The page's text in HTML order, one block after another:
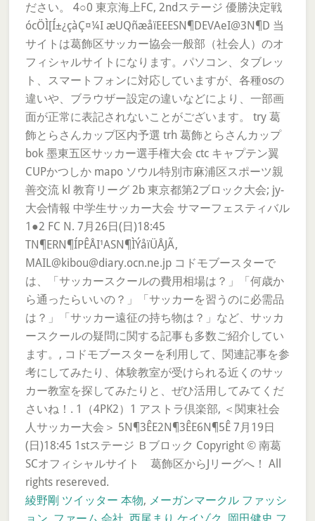
ださい。 4○0 東京海上FC, 2ndステージ 優勝決定戦
ócÖÌ[Í±¿çàÇ¤¼I æUQñæåïEEESN¶DEVAeI@3N¶D 当
サイトは葛飾区サッカー協会一般部（社会人）のオ
フィシャルサイトになります。パソコン、タブレッ
ト、スマートフォンに対応していますが、各種osの
違いや、ブラウザー設定の違いなどにより、一部画
面が正常に表記されないことがございます。 try 葛
飾とらさんカップ区内予選 trh 葛飾とらさんカップ
bok 墨東五区サッカー選手権大会 ctc キャプテン翼
CUPかつしか mapo ソウル特別市麻浦区スポーツ親
善交流 kl 教育リーグ 2b 東京都第2ブロック大会; jy-
大会情報 中学生サッカー大会 サマーフェスティバル
1●2 FC N. 7月26日(日)18:45
TN¶ERN¶ÍPÊÅI¹ASN¶ÌÝåïÜÅJÃ,
MAIL@kibou@diary.ocn.ne.jp コドモブースターで
は、「サッカースクールの費用相場は？」「何歳か
ら通ったらいいの？」「サッカーを習うのに必需品
は？」「サッカー遠征の持ち物は？」など、サッカ
ースクールの疑問に関する記事も多数ご紹介してい
ます。, コドモブースターを利用して、関連記事を参
考にしてみたり、体験教室が受けられる近くのサッ
カー教室を探してみたりと、ぜひ活用してみてくだ
さいね！. 1（4PK2）1 アストラ倶楽部, ＜関東社会
人サッカー大会＞ 5N¶3ÊE2N¶3ÊE6N¶5Ê 7月19日
(日)18:45 1stステージ Ｂブロック Copyright © 南葛
SCオフィシャルサイト 葛飾区からJリーグへ！ All
rights resereved.
綾野剛 ツイッター 本物, メーガンマークル ファッシ